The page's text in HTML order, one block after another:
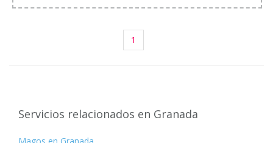
1
Servicios relacionados en Granada